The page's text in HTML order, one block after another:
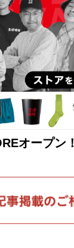
オープン！